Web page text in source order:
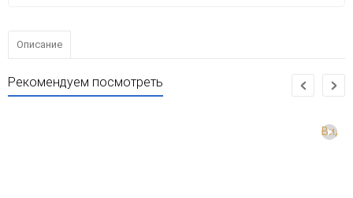
Описание
Рекомендуем посмотреть